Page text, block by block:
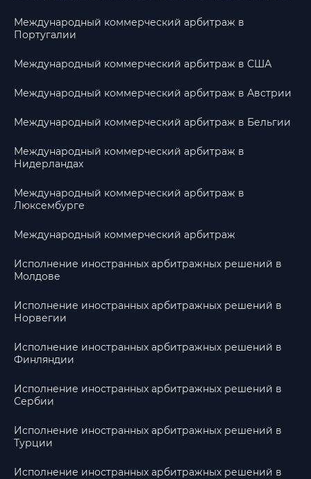
Международный коммерческий арбитраж в
Португалии
Международный коммерческий арбитраж в США
Международный коммерческий арбитраж в Австрии
Международный коммерческий арбитраж в Бельгии
Международный коммерческий арбитраж в
Нидерландах
Международный коммерческий арбитраж в
Люксембурге
Международный коммерческий арбитраж
Исполнение иностранных арбитражных решений в
Молдове
Исполнение иностранных арбитражных решений в
Норвегии
Исполнение иностранных арбитражных решений в
Финляндии
Исполнение иностранных арбитражных решений в
Сербии
Исполнение иностранных арбитражных решений в
Турции
Исполнение иностранных арбитражных решений в